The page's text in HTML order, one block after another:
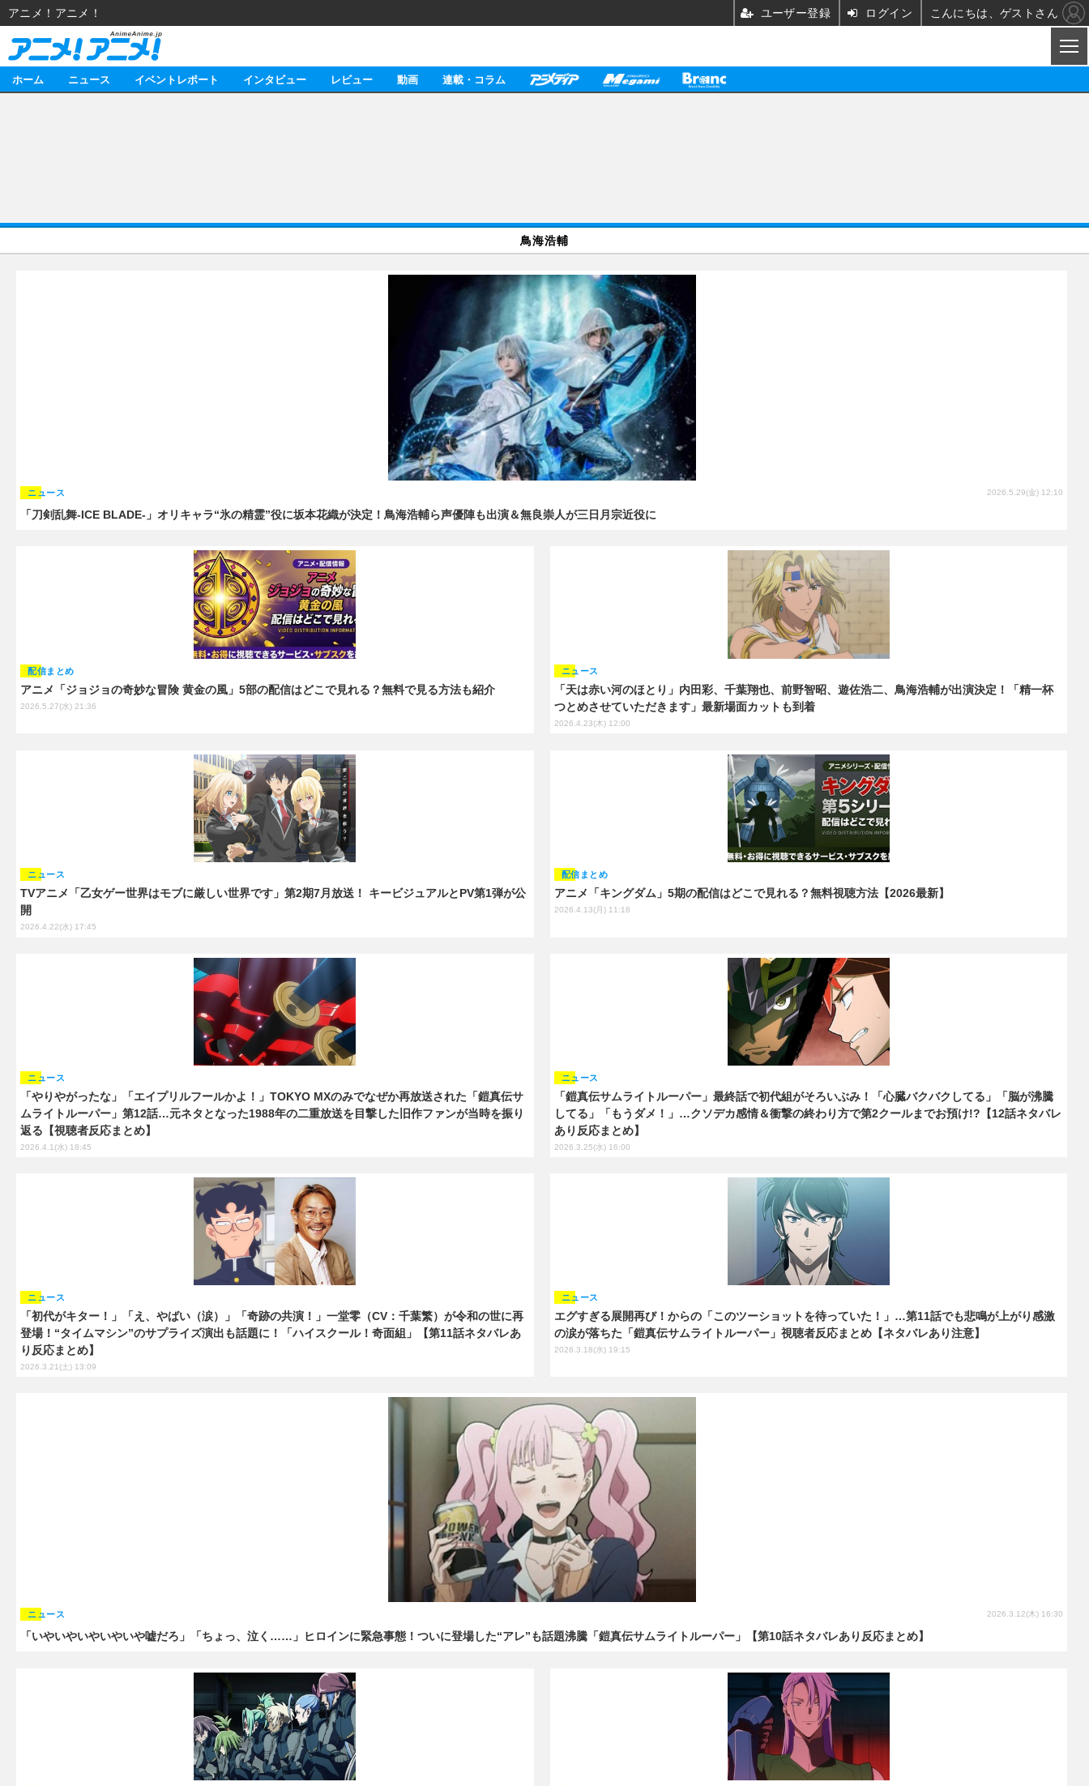
海外イベント ビジネス
俳優・タレント アーティスト
レビュー
アニメ 実写
動画
ホーム ニュース イベントレポート インタビュー レビュー 動画 連載・コラム
鳥海浩輔
「刀剣乱舞-ICE BLADE-」オリキャラ“氷の精霊”役に坂本花織が決定！鳥海浩輔ら声優陣も出演＆無良崇人が三日月宗近役に
ニュース 2026.5.29(金) 12:10
アニメ「ジョジョの奇妙な冒険 黄金の風」5部の配信はどこで見れる？無料で見る方法も紹介
配信まとめ
2026.5.27(水) 21:36
「天は赤い河のほとり」内田彩、千葉翔也、前野智昭、遊佐浩二、鳥海浩輔が出演決定！「精一杯
つとめさせていただきます」最新場面カットも到着
ニュース
2026.4.23(木) 12:00
TVアニメ「乙女ゲー世界はモブに厳しい世界です」第2期7月放送！ キービジュアルとPV第1弾が公
開
ニュース
2026.4.22(水) 17:45
アニメ「キングダム」5期の配信はどこで見れる？無料視聴方法【2026最新】
配信まとめ
2026.4.13(月) 11:18
「やりやがったな」「エイプリルフールかよ！」TOKYO MXのみでなぜか再放送された「鎧真伝サ
ムライトルーパー」第12話…元ネタとなった1988年の二重放送を目撃した旧作ファンが当時を振り
返る【視聴者反応まとめ】
ニュース
2026.4.1(水) 18:45
「鎧真伝サムライトルーパー」最終話で初代組がそろいぶみ！「心臓バクバクしてる」「脳が沸騰
してる」「もうダメ！」…クソデカ感情＆衝撃の終わり方で第2クールまでお預け!?【12話ネタバレ
あり反応まとめ】
ニュース
2026.3.25(水) 16:00
「初代がキター！」「え、やばい（涙）」「奇跡の共演！」一堂零（CV：千葉繁）が令和の世に再
登場！“タイムマシン”のサプライズ演出も話題に！「ハイスクール！奇面組」【第11話ネタバレあ
り反応まとめ】
ニュース
2026.3.21(土) 13:09
エグすぎる展開再び！からの「このツーショットを待っていた！」…第11話でも悲鳴が上がり感激
の涙が落ちた「鎧真伝サムライトルーパー」視聴者反応まとめ【ネタバレあり注意】
ニュース
2026.3.18(水) 19:15
「いやいやいやいやいや嘘だろ」「ちょっ、泣く……」ヒロインに緊急事態！ついに登場した“アレ”も話題沸騰「鎧真伝サムライトルーパー」【第10話ネタバレあり反応まとめ】
ニュース 2026.3.12(木) 16:30
アニメ！アニメ！ ユーザー登録 ログイン こんにちは、ゲストさん